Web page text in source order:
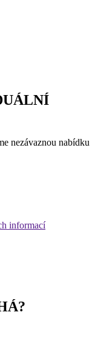
nezávaznou nabídku
informací